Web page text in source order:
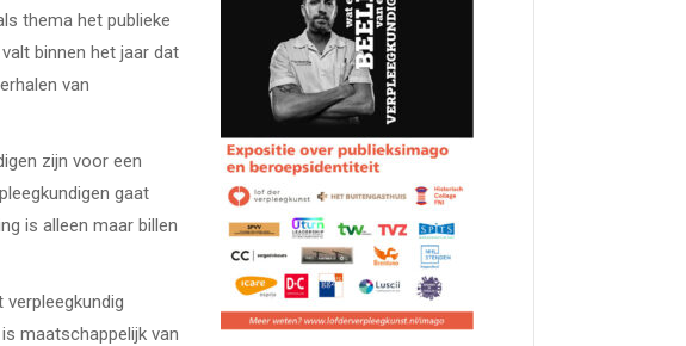
thema het publieke
binnen het jaar dat
van
zijn voor een
gaat
is alleen maar billen
maatschappelijk van